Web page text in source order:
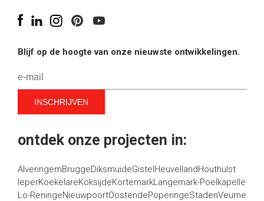
Blijf op de hoogte van onze nieuwste ontwikkelingen.
ontdek onze projecten in:
AlveringemBruggeDiksmuideGistelHeuvellandHouthulst
IeperKoekelareKoksijdeKortemarkLangemark-Poelkapelle
Lo-ReningeNieuwpoortOostendePoperingeStadenVeurne